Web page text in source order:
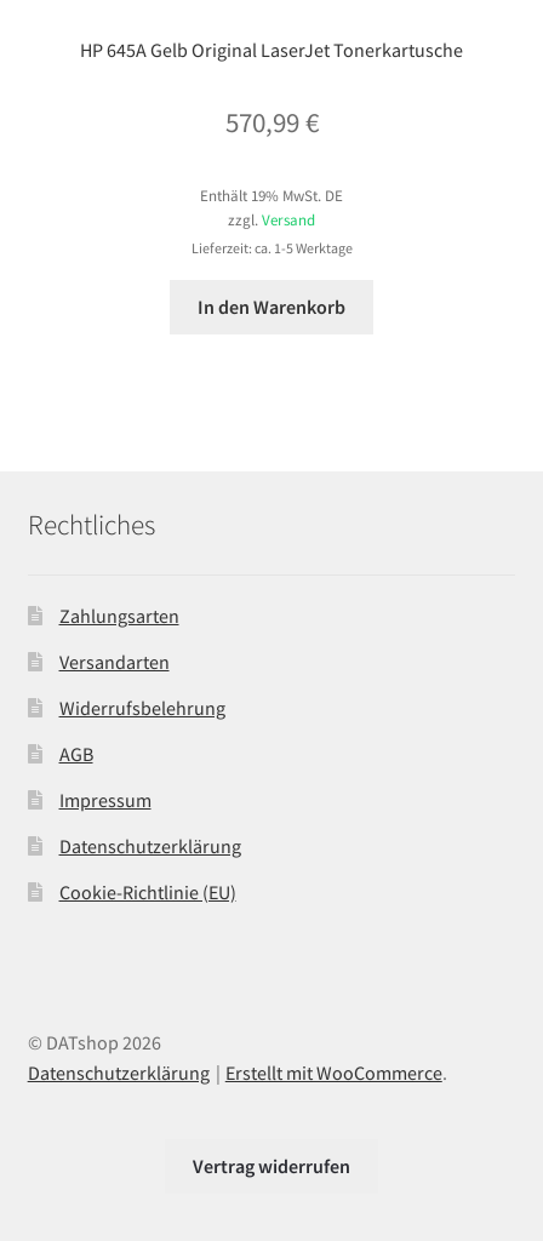
HP 645A Gelb Original LaserJet Tonerkartusche
570,99€
Enthält 19% MwSt. DE
zzgl. Versand
Lieferzeit: ca. 1-5 Werktage
In den Warenkorb
Rechtliches
Zahlungsarten
Versandarten
Widerrufsbelehrung
AGB
Impressum
Datenschutzerklärung
Cookie-Richtlinie (EU)
© DATshop 2026
Datenschutzerklärung
Erstellt mit WooCommerce.
Vertrag widerrufen